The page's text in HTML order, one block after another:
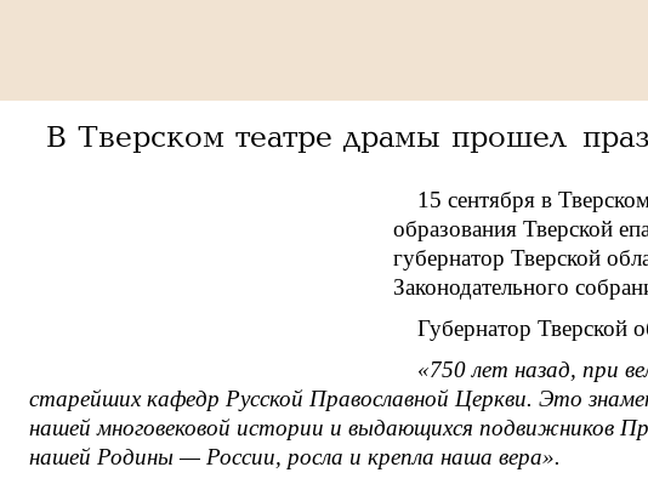
В Тверском театре драмы прошел
15 сентября в
образования Тверской
губернатор Тверской
Законодательного
Губернатор Тверской
«750 лет назад, при
старейших кафедр Русской Православной Церкви. Это
нашей многовековой истории и выдающихся подвижников
нашей Родины — России, росла и крепла наша вера».